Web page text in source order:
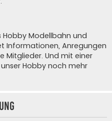
Modellbahn und
Informationen, Anregungen
Mitglieder. Und mit einer
Hobby noch mehr